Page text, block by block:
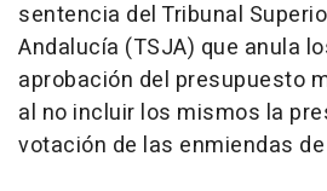
sentencia del Tribunal
Andalucía (TSJA) que anula
aprobación del presupuesto
al no incluir los mismos la
votación de las enmiendas